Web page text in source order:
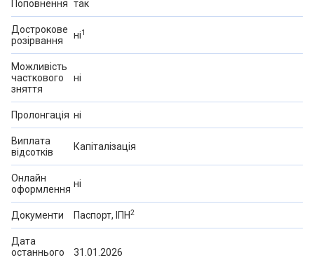
Поповнення так
Дострокове
розірвання
ні1
Можливість
часткового
зняття
ні
Пролонгація ні
Виплата
відсотків
Капіталізація
Онлайн
оформлення ні
Документи Паспорт, ІПН2
Дата
останнього
31.01.2026